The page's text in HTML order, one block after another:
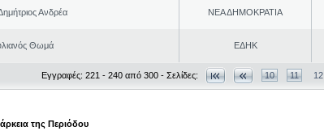
Ανδρέα ΝΕΑ ΔΗΜΟΚΡΑΤΙΑ
Θωμά ΕΔΗΚ
Εγγραφές: 221 - 240 από 300 - Σελίδες: 10 11 12
της Περιόδου